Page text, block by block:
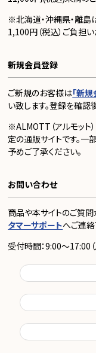
※北海道・沖縄県・離島
1,100円（税込）ご負担い
新規会員登録
ご新規のお客様は「新
い致します。登録を確認
※ALMOTT（アルモット
定の通販サイトです。一
予めご了承ください。
お問い合わせ
商品や本サイトのご質問
タマーサポートへご連絡
受付時間：9:00～17:00（